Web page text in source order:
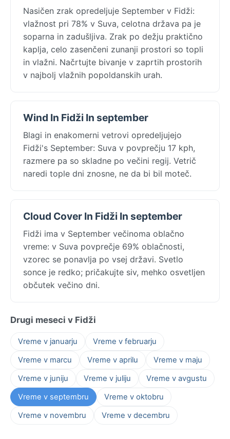
Nasičen zrak opredeljuje September v Fidži:
vlažnost pri 78% v Suva, celotna država pa je
soparna in zadušljiva. Zrak po dežju praktično
kaplja, celo zasenčeni zunanji prostori so topli
in vlažni. Načrtujte bivanje v zaprtih prostorih
v najbolj vlažnih popoldanskih urah.
Wind In Fidži In september
Blagi in enakomerni vetrovi opredeljujejo
Fidži's September: Suva v povprečju 17 kph,
razmere pa so skladne po večini regij. Vetrič
naredi tople dni znosne, ne da bi bil moteč.
Cloud Cover In Fidži In september
Fidži ima v September večinoma oblačno
vreme: v Suva povprečje 69% oblačnosti,
vzorec se ponavlja po vsej državi. Svetlo
sonce je redko; pričakujte siv, mehko osvetljen
občutek večino dni.
Drugi meseci v Fidži
Vreme v januarju
Vreme v februarju
Vreme v marcu
Vreme v aprilu
Vreme v maju
Vreme v juniju
Vreme v juliju
Vreme v avgustu
Vreme v septembru
Vreme v oktobru
Vreme v novembru
Vreme v decembru